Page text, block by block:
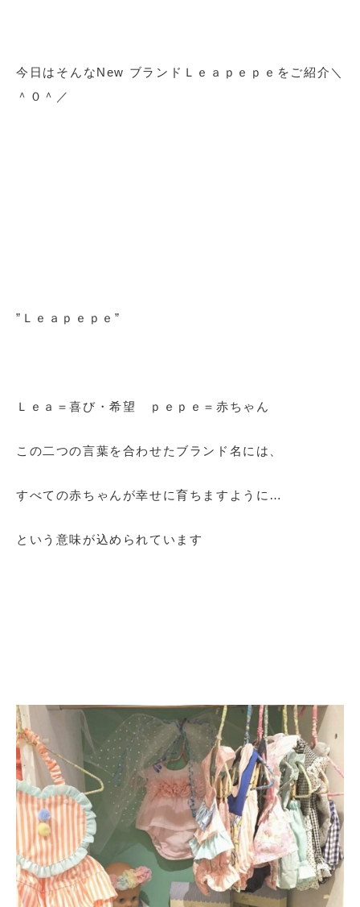
今日はそんなNew ブランドＬｅａｐｅｐｅをご紹介＼
＾０＾／
”Ｌｅａｐｅｐｅ”
Ｌｅａ＝喜び・希望 ｐｅｐｅ＝赤ちゃん
この二つの言葉を合わせたブランド名には、
すべての赤ちゃんが幸せに育ちますように…
という意味が込められています